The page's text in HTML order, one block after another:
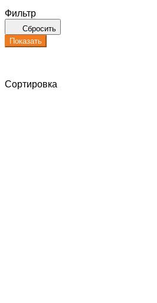
Фильтр
Сбросить
Показать
Сортировка